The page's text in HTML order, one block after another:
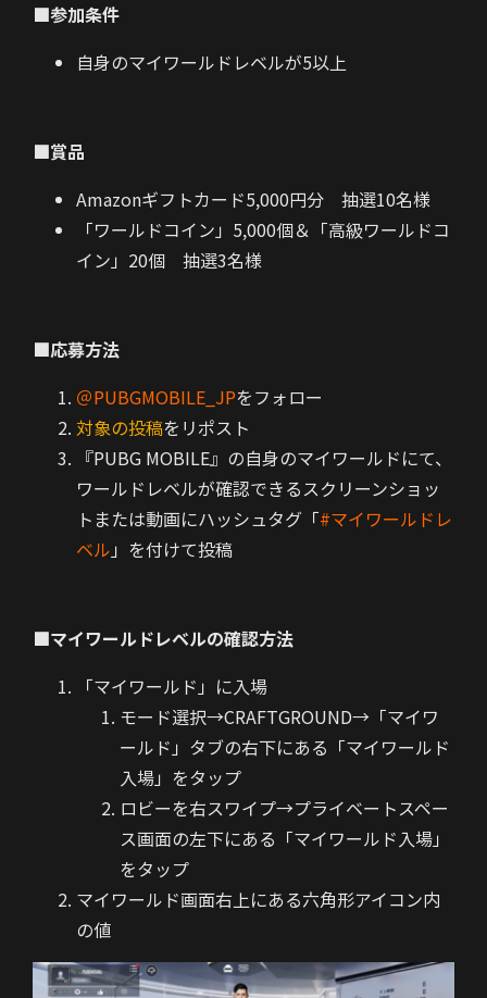
■参加条件
自身のマイワールドレベルが5以上
■賞品
Amazonギフトカード5,000円分 抽選10名様
「ワールドコイン」5,000個＆「高級ワールドコ
イン」20個 抽選3名様
■応募方法
＠PUBGMOBILE_JPをフォロー
対象の投稿をリポスト
『PUBG MOBILE』の自身のマイワールドにて、
ワールドレベルが確認できるスクリーンショッ
トまたは動画にハッシュタグ「#マイワールドレ
ベル 」を付けて投稿
■マイワールドレベルの確認方法
「マイワールド」に入場
モード選択→CRAFTGROUND→「マイワ
ールド」タブの右下にある「マイワールド
入場」をタップ
ロビーを右スワイプ→プライベートスペー
ス画面の左下にある「マイワールド入場」
をタップ
マイワールド画面右上にある六角形アイコン内
の値